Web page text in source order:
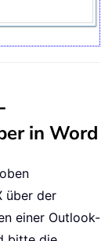
in Word
über der
einer Outlook-